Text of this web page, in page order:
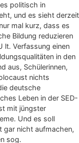
politisch in
und es sieht derzeit
mal kurz, dass es
Bildung reduzieren
lt. Verfassung einen
in den
aus, Schülerinnen,
nichts
deutsche
Leben in der SED-
mit jüngster
Und es soll
gar nicht aufmachen,
sog.